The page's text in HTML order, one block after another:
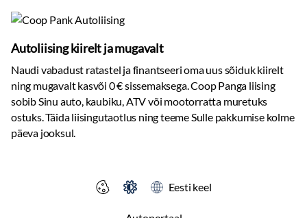
Autoliising kiirelt ja mugavalt
Naudi vabadust ratastel ja finantseeri oma uus sõiduk kiirelt
ning mugavalt kasvõi 0 € sissemaksega. Coop Panga liising
sobib Sinu auto, kaubiku, ATV või mootorratta muretuks
ostuks. Täida liisingutaotlus ning teeme Sulle pakkumise kolme
päeva jooksul.
Eesti keel